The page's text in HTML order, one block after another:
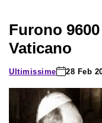
Furono
Vaticano
Ultimissime 28 Feb